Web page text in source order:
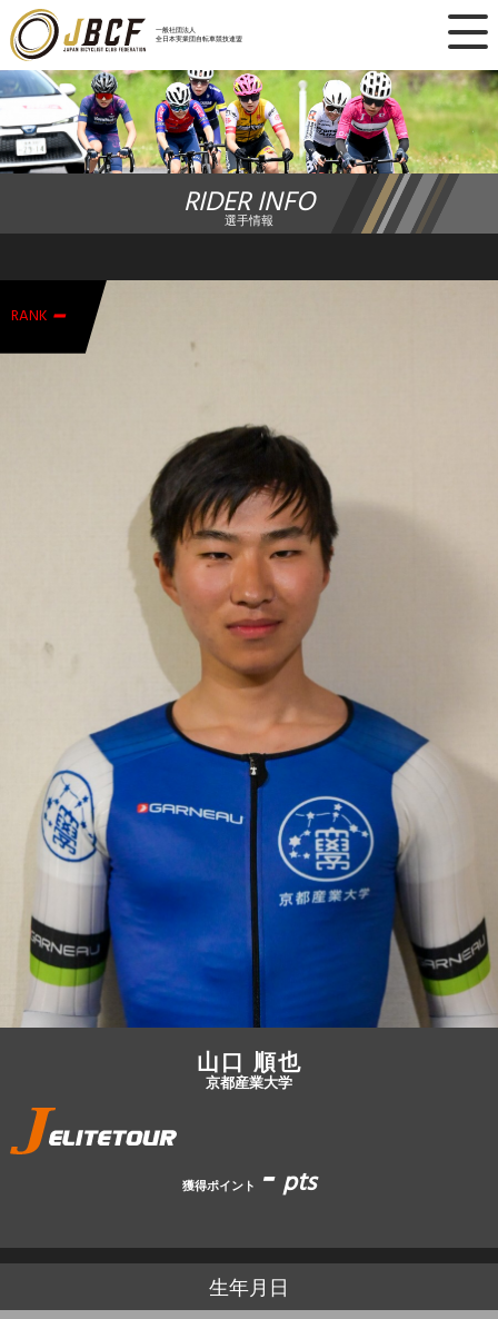
一般社団法人
全日本実業団自転車競技連盟
×
ニュース
レース日程
ランキング
加盟・登録
エントリー
JBCF ROAD SERIESとは
RIDER INFO
選手情報
RANK -
山口 順也
京都産業大学
獲得ポイント -pts
生年月日